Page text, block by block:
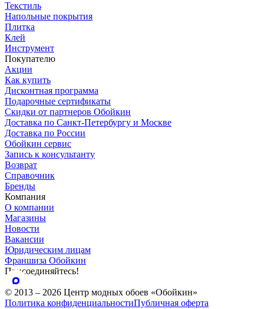
Текстиль
Напольные покрытия
Плитка
Клей
Инструмент
Покупателю
Акции
Как купить
Дисконтная программа
Подарочные сертификаты
Скидки от партнеров Обойкин
Доставка по Санкт-Петербургу и Москве
Доставка по России
Обойкин сервис
Запись к консультанту
Возврат
Справочник
Бренды
Компания
О компании
Магазины
Новости
Вакансии
Юридическим лицам
Франшиза Обойкин
Присоединяйтесь!
© 2013 – 2026 Центр модных обоев «Обойкин»
Политика конфиденциальностиПубличная оферта